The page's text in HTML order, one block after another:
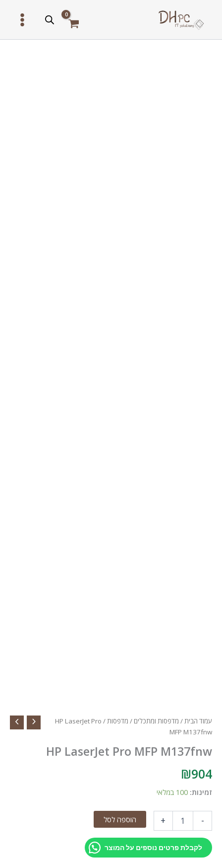
עמוד הבית/ מדפסות ומתכלים / מדפסות
/ HP LaserJet Pro
MFP M137fnw
HP LaserJet Pro MFP M137fnw
₪904
זמינות: 100 במלאי
-
LaserJet
Pro
+ הוספה לסל
לקבלת פרטים נוספים על המוצר